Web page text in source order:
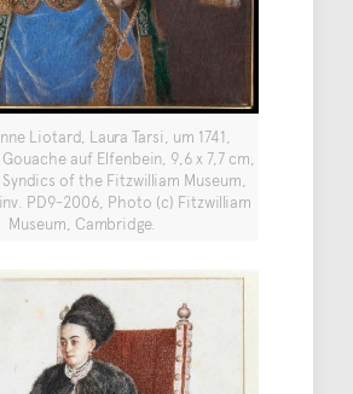
Liotard, Laura Tarsi, um 1741,
auf Elfenbein, 9,6 x 7,7 cm,
of the Fitzwilliam Museum,
PD9-2006, Photo (c) Fitzwilliam
Museum, Cambridge.